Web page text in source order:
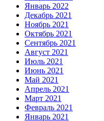
Январь 2022
Декабрь 2021
Ноябрь 2021
Октябрь 2021
Сентябрь 2021
Август 2021
Июль 2021
Июнь 2021
Май 2021
Апрель 2021
Март 2021
Февраль 2021
Январь 2021